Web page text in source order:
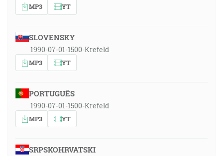
MP3 YT
SLOVENSKY
1990-07-01-1500-Krefeld
MP3 YT
PORTUGUÊS
1990-07-01-1500-Krefeld
MP3 YT
SRPSKOHRVATSKI